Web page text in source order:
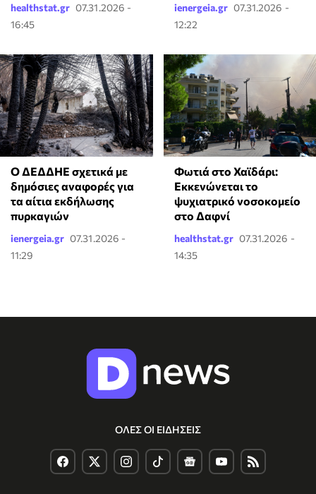
healthstat.gr 07.31.2026 -
16:45
ienergeia.gr 07.31.2026 -
12:22
Ο ΔΕΔΔΗΕ σχετικά με
δημόσιες αναφορές για
τα αίτια εκδήλωσης
πυρκαγιών
ienergeia.gr 07.31.2026 -
11:29
Φωτιά στο Χαϊδάρι:
Εκκενώνεται το
ψυχιατρικό νοσοκομείο
στο Δαφνί
healthstat.gr 07.31.2026 -
14:35
ΟΛΕΣ ΟΙ ΕΙΔΗΣΕΙΣ